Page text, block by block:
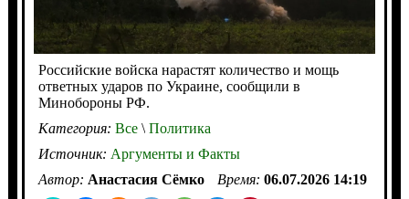
Российские войска нарастят количество и мощь
ответных ударов по Украине, сообщили в
Минобороны РФ.
Категория: Все\Политика
Источник: Аргументы и Факты
Автор: Анастасия Сёмко Время: 06.07.2026 14:19